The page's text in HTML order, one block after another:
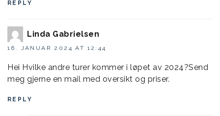
REPLY
Linda Gabrielsen
16. JANUAR 2024 AT 12:44
Hei Hvilke andre turer kommer i løpet av 2024?Send
meg gjerne en mail med oversikt og priser.
REPLY